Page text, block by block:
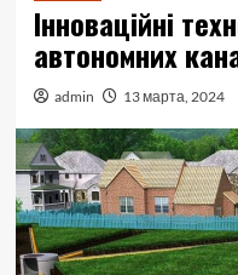
Інноваційні
автономних
admin 13 марта, 2024